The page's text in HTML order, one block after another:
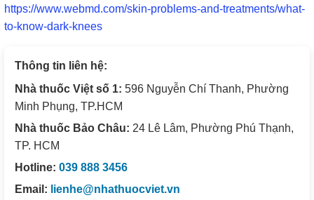
https://www.webmd.com/skin-problems-and-treatments/what-
to-know-dark-knees
Thông tin liên hệ:
Nhà thuốc Việt số 1: 596 Nguyễn Chí Thanh, Phường
Minh Phụng, TP.HCM
Nhà thuốc Bảo Châu: 24 Lê Lâm, Phường Phú Thạnh,
TP. HCM
Hotline: 039 888 3456
Email: lienhe@nhathuocviet.vn